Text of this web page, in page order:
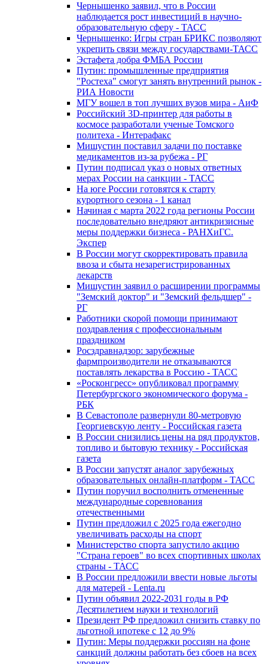
Чернышенко заявил, что в России
наблюдается рост инвестиций в научно-
образовательную сферу - ТАСС
Чернышенко: Игры стран БРИКС позволяют
укрепить связи между государствами-ТАСС
Эстафета добра ФМБА России
Путин: промышленные предприятия
"Ростеха" смогут занять внутренний рынок -
РИА Новости
МГУ вошел в топ лучших вузов мира - АиФ
Российский 3D-принтер для работы в
космосе разработали ученые Томского
политеха - Интерафакс
Мишустин поставил задачи по поставке
медикаментов из-за рубежа - РГ
Путин подписал указ о новых ответных
мерах России на санкции - ТАСС
На юге России готовятся к старту
курортного сезона - 1 канал
Начиная с марта 2022 года регионы России
последовательно внедряют антикризисные
меры поддержки бизнеса - РАНХиГС.
Экспер
В России могут скорректировать правила
ввоза и сбыта незарегистрированных
лекарств
Мишустин заявил о расширении программы
"Земский доктор" и "Земский фельдшер" -
РГ
Работники скорой помощи принимают
поздравления с профессиональным
праздником
Росздравнадзор: зарубежные
фармпроизводители не отказываются
поставлять лекарства в Россию - ТАСС
«Росконгресс» опубликовал программу
Петербургского экономического форума -
РБК
В Севастополе развернули 80-метровую
Георгиевскую ленту - Российская газета
В России снизились цены на ряд продуктов,
топливо и бытовую технику - Российская
газета
В России запустят аналог зарубежных
образовательных онлайн-платформ - ТАСС
Путин поручил восполнить отмененные
международные соревнования
отечественными
Путин предложил с 2025 года ежегодно
увеличивать расходы на спорт
Министерство спорта запустило акцию
"Страна героев" во всех спортивных школах
страны - ТАСС
В России предложили ввести новые льготы
для матерей - Lenta.ru
Путин объявил 2022-2031 годы в РФ
Десятилетием науки и технологий
Президент РФ предложил снизить ставку по
льготной ипотеке с 12 до 9%
Путин: Меры поддержки россиян на фоне
санкций должны работать без сбоев на всех